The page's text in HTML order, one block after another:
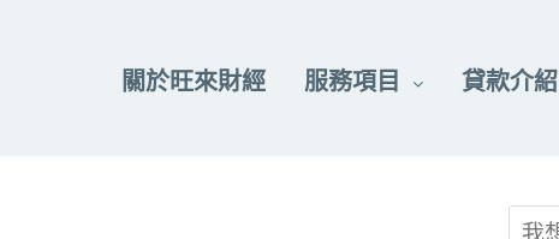
關於旺來財經 服務項目 貸款介紹